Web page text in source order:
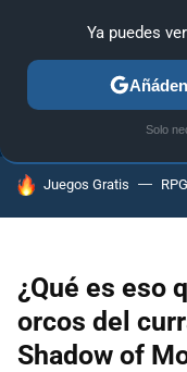
ANÁLISIS GUÍAS Y
HOY SE HABLA DE
Juegos Gratis RPG
¿Qué es eso
orcos del
Shadow of
Ya puedes
Solo